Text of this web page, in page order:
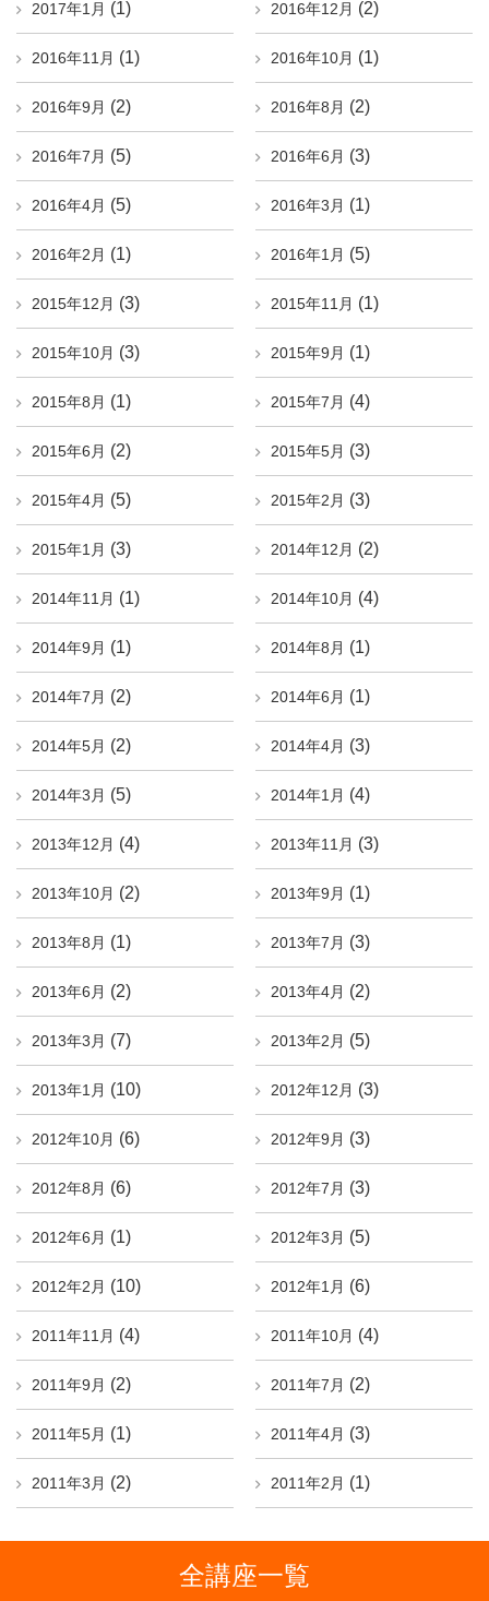
2017年1月 (1) 2016年12月 (2)
2016年11月 (1) 2016年10月 (1)
2016年9月 (2) 2016年8月 (2)
2016年7月 (5) 2016年6月 (3)
2016年4月 (5) 2016年3月 (1)
2016年2月 (1) 2016年1月 (5)
2015年12月 (3) 2015年11月 (1)
2015年10月 (3) 2015年9月 (1)
2015年8月 (1) 2015年7月 (4)
2015年6月 (2) 2015年5月 (3)
2015年4月 (5) 2015年2月 (3)
2015年1月 (3) 2014年12月 (2)
2014年11月 (1) 2014年10月 (4)
2014年9月 (1) 2014年8月 (1)
2014年7月 (2) 2014年6月 (1)
2014年5月 (2) 2014年4月 (3)
2014年3月 (5) 2014年1月 (4)
2013年12月 (4) 2013年11月 (3)
2013年10月 (2) 2013年9月 (1)
2013年8月 (1) 2013年7月 (3)
2013年6月 (2) 2013年4月 (2)
2013年3月 (7) 2013年2月 (5)
2013年1月 (10) 2012年12月 (3)
2012年10月 (6) 2012年9月 (3)
2012年8月 (6) 2012年7月 (3)
2012年6月 (1) 2012年3月 (5)
2012年2月 (10) 2012年1月 (6)
2011年11月 (4) 2011年10月 (4)
2011年9月 (2) 2011年7月 (2)
2011年5月 (1) 2011年4月 (3)
2011年3月 (2) 2011年2月 (1)
全講座一覧